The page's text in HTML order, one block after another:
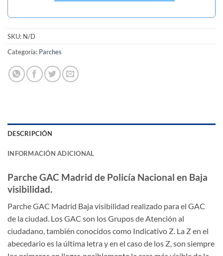
SKU: N/D
Categoría: Parches
DESCRIPCIÓN
INFORMACIÓN ADICIONAL
Parche GAC Madrid de Policía Nacional en Baja
visibilidad.
Parche GAC Madrid Baja visibilidad realizado para el GAC
de la ciudad. Los GAC son los Grupos de Atención al
ciudadano, también conocidos como Indicativo Z. La Z en el
abecedario es la última letra y en el caso de los Z, son siempre